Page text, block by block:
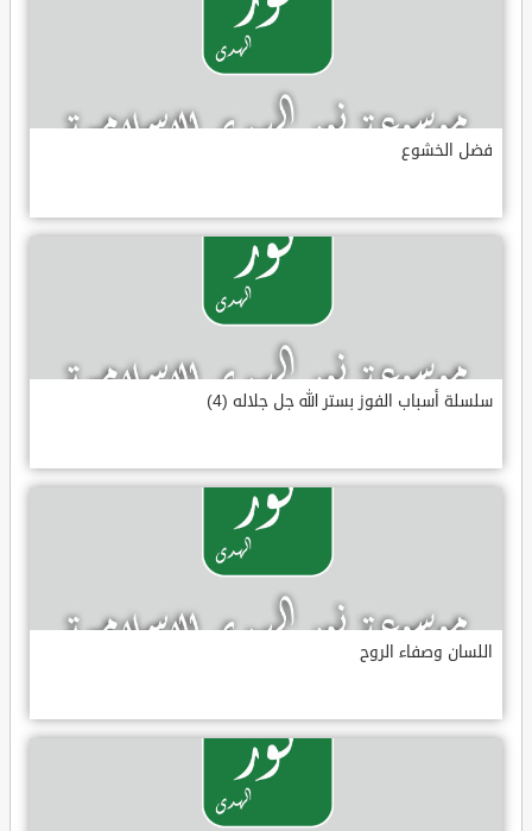
فضل الخشوع
سلسلة أسباب الفوز بستر الله جل جلاله (4)
اللسان وصفاء الروح